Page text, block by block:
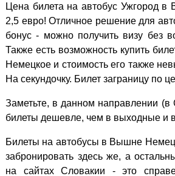
Цена билета на автобус Ужгород
2,5 евро! Отличное решение для
бонус - можно получить визу без
Также есть возможность купить
Немецкое и стоимость его также
На секундочку. Билет заграницу по
Заметьте, в данном направлении
билеты дешевле, чем в выходные и в
Билеты на автобусы в Вышне
забронировать здесь же, а
на сайтах Словакии - это